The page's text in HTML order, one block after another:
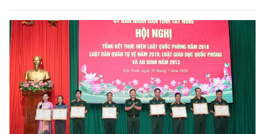
lệnh Quân khu 7 và đồng chí Nguyễn Văn Quyết, Ủy viên Ban
Chấp hành Trung ương Đảng, Bí thư Tỉnh ủy, Bí thư Đảng ủy
Quân sự tỉnh đồng chủ trì hội nghị.